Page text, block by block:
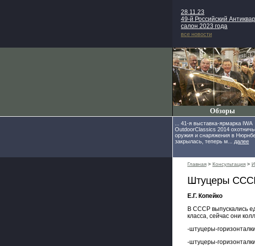
28.11.23
49-й Российский
салон 2023 года
все новости
Обзоры
... 41-я выставка-ярмарка IWA
OutdoorClassics 2014
оружия и снаряжения в
закрылась, теперь м... далее
Главная > Консультация >
Штуцеры
Е.Г. Копейко
В СССР выпускались
класса, сейчас они
-штуцеры-
-штуцеры-